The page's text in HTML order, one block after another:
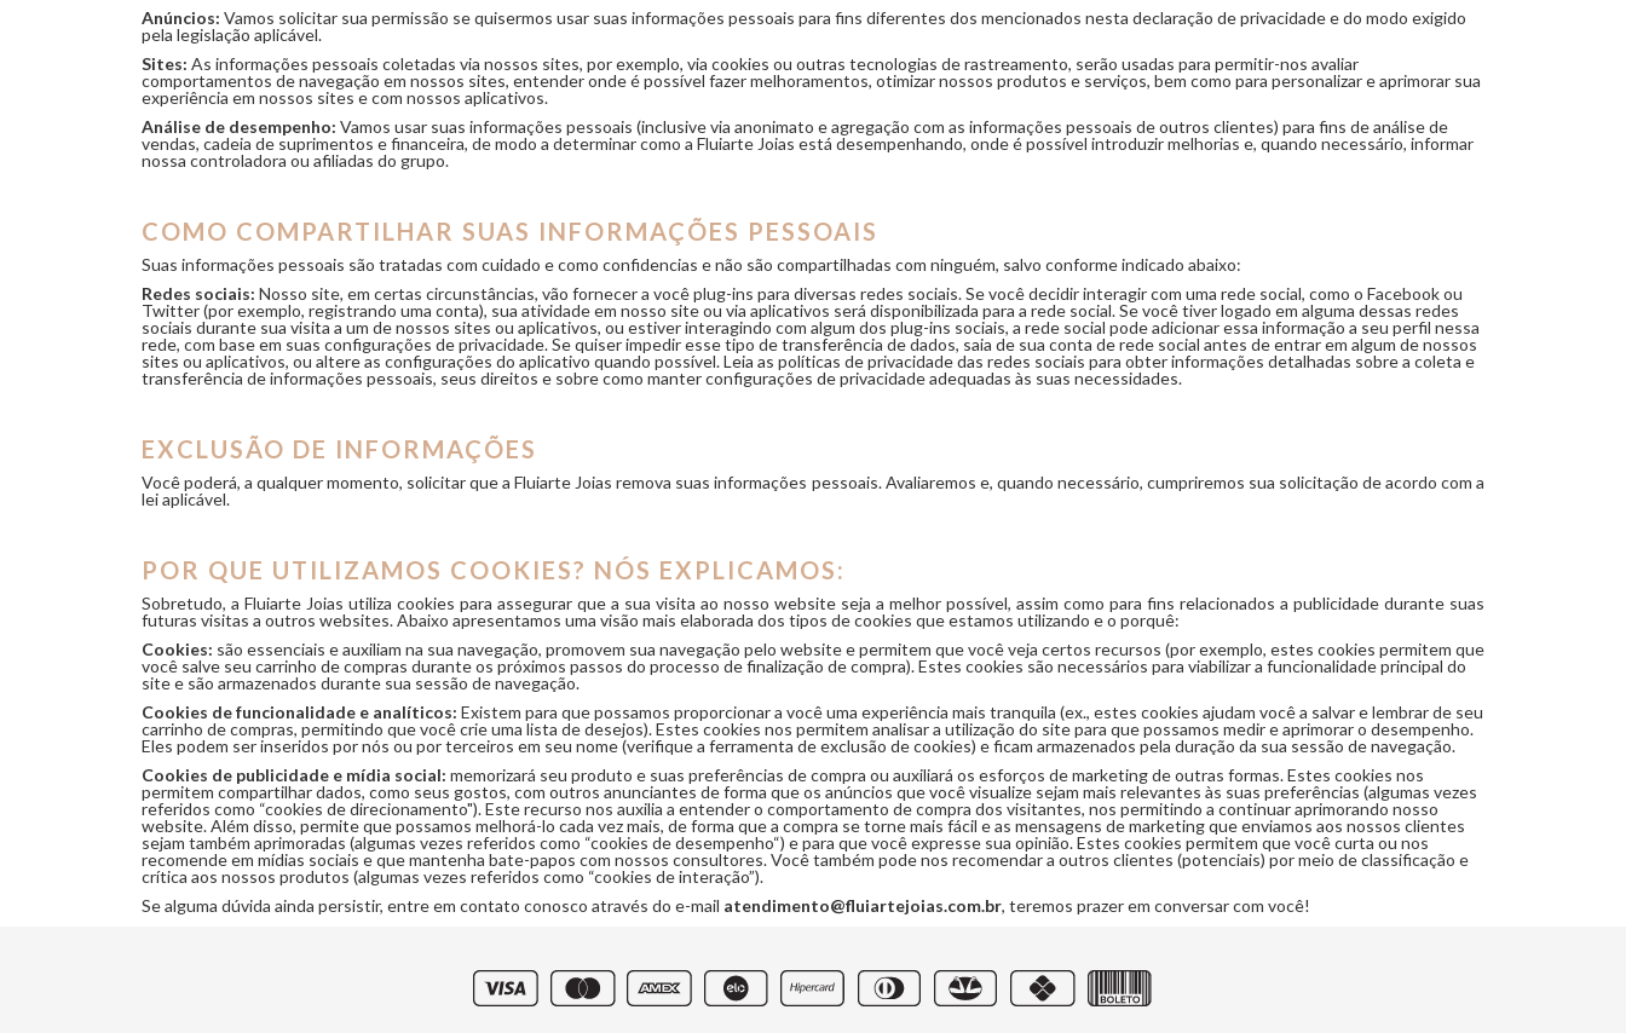
Anúncios: Vamos solicitar sua permissão se quisermos usar suas informações pessoais para fins diferentes dos mencionados nesta declaração de privacidade e do modo exigido
pela legislação aplicável.
Sites: As informações pessoais coletadas via nossos sites, por exemplo, via cookies ou outras tecnologias de rastreamento, serão usadas para permitir-nos avaliar
comportamentos de navegação em nossos sites, entender onde é possível fazer melhoramentos, otimizar nossos produtos e serviços, bem como para personalizar e aprimorar sua
experiência em nossos sites e com nossos aplicativos.
Análise de desempenho: Vamos usar suas informações pessoais (inclusive via anonimato e agregação com as informações pessoais de outros clientes) para fins de análise de
vendas, cadeia de suprimentos e financeira, de modo a determinar como a Fluiarte Joias está desempenhando, onde é possível introduzir melhorias e, quando necessário, informar
nossa controladora ou afiliadas do grupo.
COMO COMPARTILHAR SUAS INFORMAÇÕES PESSOAIS
Suas informações pessoais são tratadas com cuidado e como confidencias e não são compartilhadas com ninguém, salvo conforme indicado abaixo:
Redes sociais: Nosso site, em certas circunstâncias, vão fornecer a você plug-ins para diversas redes sociais. Se você decidir interagir com uma rede social, como o Facebook ou
Twitter (por exemplo, registrando uma conta), sua atividade em nosso site ou via aplicativos será disponibilizada para a rede social. Se você tiver logado em alguma dessas redes
sociais durante sua visita a um de nossos sites ou aplicativos, ou estiver interagindo com algum dos plug-ins sociais, a rede social pode adicionar essa informação a seu perfil nessa
rede, com base em suas configurações de privacidade. Se quiser impedir esse tipo de transferência de dados, saia de sua conta de rede social antes de entrar em algum de nossos
sites ou aplicativos, ou altere as configurações do aplicativo quando possível. Leia as políticas de privacidade das redes sociais para obter informações detalhadas sobre a coleta e
transferência de informações pessoais, seus direitos e sobre como manter configurações de privacidade adequadas às suas necessidades.
EXCLUSÃO DE INFORMAÇÕES
Você poderá, a qualquer momento, solicitar que a Fluiarte Joias remova suas informações pessoais. Avaliaremos e, quando necessário, cumpriremos sua solicitação de acordo com a
lei aplicável.
POR QUE UTILIZAMOS COOKIES? NÓS EXPLICAMOS:
Sobretudo, a Fluiarte Joias utiliza cookies para assegurar que a sua visita ao nosso website seja a melhor possível, assim como para fins relacionados a publicidade durante suas
futuras visitas a outros websites. Abaixo apresentamos uma visão mais elaborada dos tipos de cookies que estamos utilizando e o porquê:
Cookies: são essenciais e auxiliam na sua navegação, promovem sua navegação pelo website e permitem que você veja certos recursos (por exemplo, estes cookies permitem que
você salve seu carrinho de compras durante os próximos passos do processo de finalização de compra). Estes cookies são necessários para viabilizar a funcionalidade principal do
site e são armazenados durante sua sessão de navegação.
Cookies de funcionalidade e analíticos: Existem para que possamos proporcionar a você uma experiência mais tranquila (ex., estes cookies ajudam você a salvar e lembrar de seu
carrinho de compras, permitindo que você crie uma lista de desejos). Estes cookies nos permitem analisar a utilização do site para que possamos medir e aprimorar o desempenho.
Eles podem ser inseridos por nós ou por terceiros em seu nome (verifique a ferramenta de exclusão de cookies) e ficam armazenados pela duração da sua sessão de navegação.
Cookies de publicidade e mídia social: memorizará seu produto e suas preferências de compra ou auxiliará os esforços de marketing de outras formas. Estes cookies nos
permitem compartilhar dados, como seus gostos, com outros anunciantes de forma que os anúncios que você visualize sejam mais relevantes às suas preferências (algumas vezes
referidos como “cookies de direcionamento"). Este recurso nos auxilia a entender o comportamento de compra dos visitantes, nos permitindo a continuar aprimorando nosso
website. Além disso, permite que possamos melhorá-lo cada vez mais, de forma que a compra se torne mais fácil e as mensagens de marketing que enviamos aos nossos clientes
sejam também aprimoradas (algumas vezes referidos como “cookies de desempenho“) e para que você expresse sua opinião. Estes cookies permitem que você curta ou nos
recomende em mídias sociais e que mantenha bate-papos com nossos consultores. Você também pode nos recomendar a outros clientes (potenciais) por meio de classificação e
crítica aos nossos produtos (algumas vezes referidos como “cookies de interação”).
Se alguma dúvida ainda persistir, entre em contato conosco através do e-mail atendimento@fluiartejoias.com.br, teremos prazer em conversar com você!